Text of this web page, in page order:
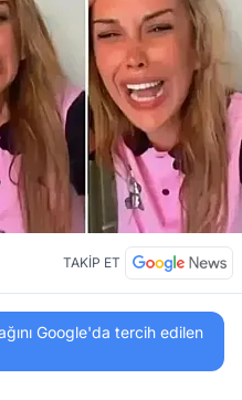
TAKİP ET
Google'da tercih edilen